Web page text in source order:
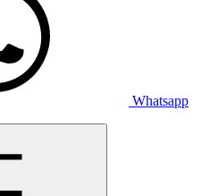
Whatsapp